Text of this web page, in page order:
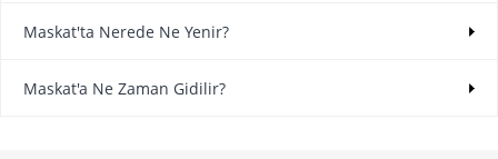
Maskat'ta Nerede Ne Yenir?
Maskat'a Ne Zaman Gidilir?